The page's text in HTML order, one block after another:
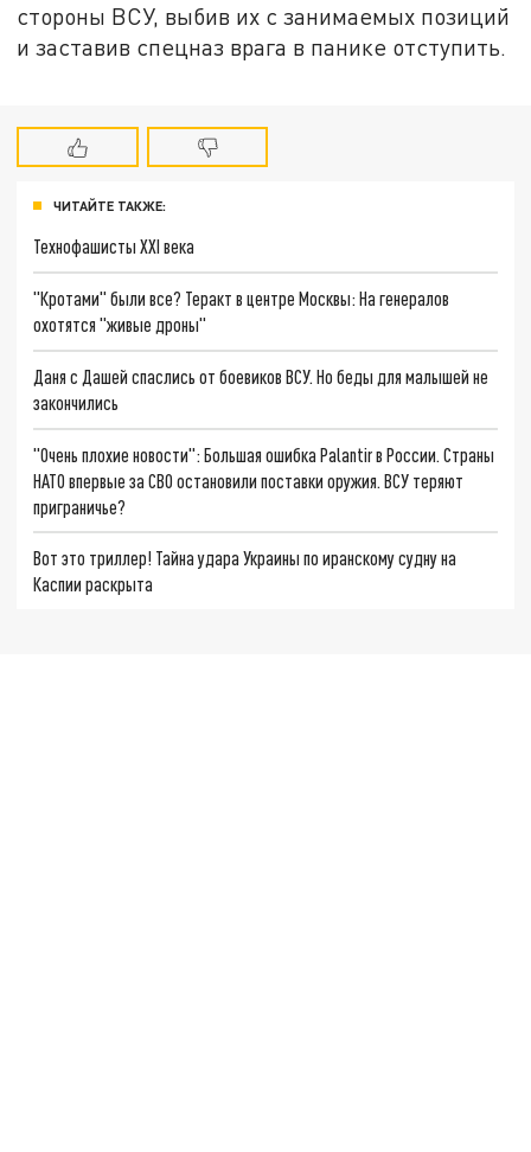
стороны ВСУ, выбив их с занимаемых позиций
и заставив спецназ врага в панике отступить.
ЧИТАЙТЕ ТАКЖЕ:
Технофашисты XXI века
"Кротами" были все? Теракт в центре Москвы: На генералов
охотятся "живые дроны"
Даня с Дашей спаслись от боевиков ВСУ. Но беды для малышей не
закончились
"Очень плохие новости": Большая ошибка Palantir в России. Страны
НАТО впервые за СВО остановили поставки оружия. ВСУ теряют
приграничье?
Вот это триллер! Тайна удара Украины по иранскому судну на
Каспии раскрыта